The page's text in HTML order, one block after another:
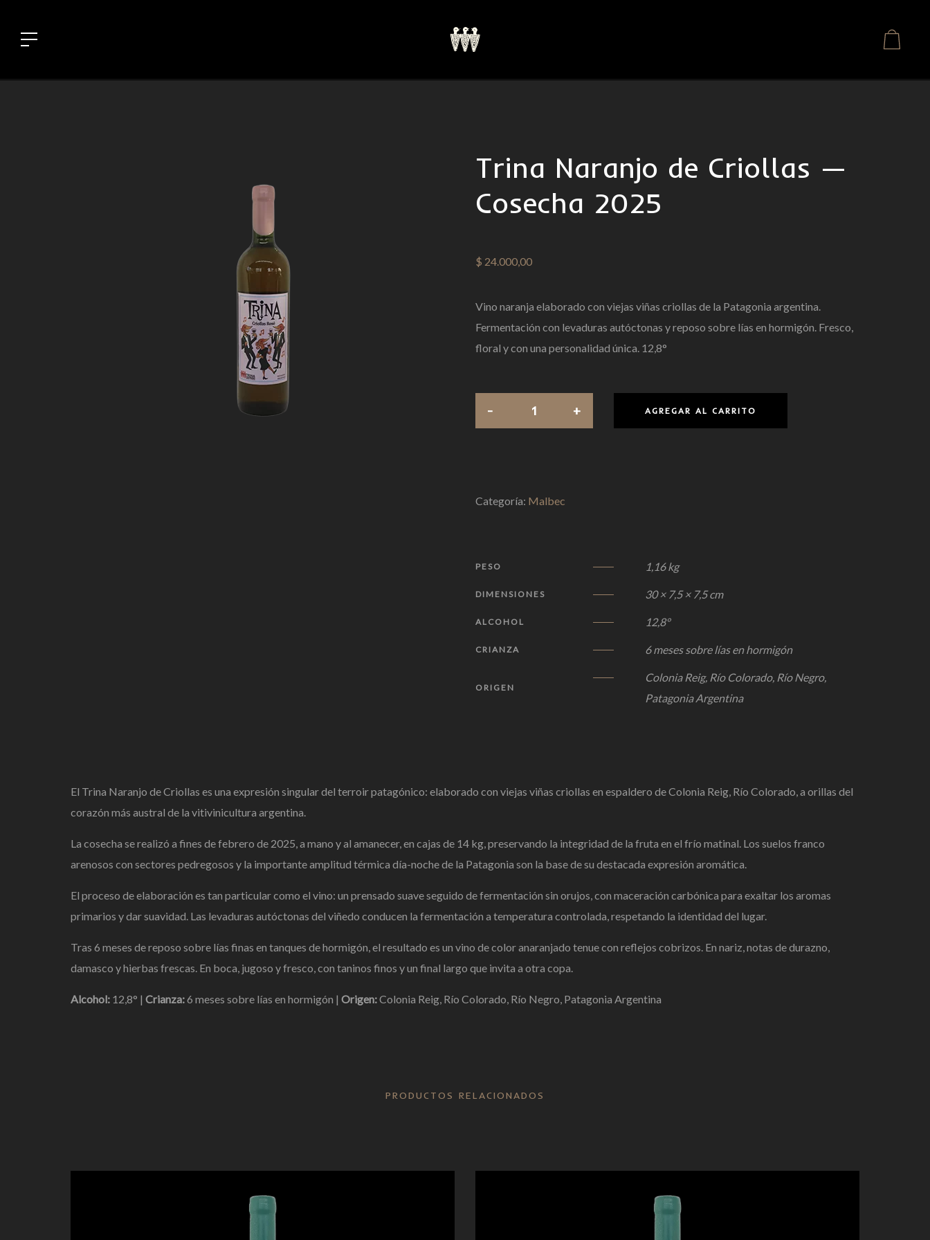
Trina Naranjo de Criollas —
Cosecha 2025
$ 24.000,00
Vino naranja elaborado con viejas viñas criollas de la Patagonia argentina.
Fermentación con levaduras autóctonas y reposo sobre lías en hormigón. Fresco,
floral y con una personalidad única. 12,8°
AGREGAR AL CARRITO
Categoría: Malbec
PESO 1,16 kg
DIMENSIONES 30 × 7,5 × 7,5 cm
ALCOHOL 12,8°
CRIANZA 6 meses sobre lías en hormigón
ORIGEN
Colonia Reig, Río Colorado, Río Negro,
Patagonia Argentina
El Trina Naranjo de Criollas es una expresión singular del terroirpatagónico: elaborado con viejas viñas criollas en espaldero deColonia Reig, Río Colorado,a orillas del
corazón más austral de la vitivinicultura argentina.
La cosecha se realizó a fines de febrero de 2025, a mano y al amanecer, en cajas de 14 kg,preservando la integridad de la fruta en el frío matinal. Los suelos franco
arenosos con sectores pedregosos y la importanteamplitud térmica día-noche de la Patagonia son la base de su destacada expresión aromática.
El proceso deelaboración es tan particularcomo el vino: un prensado suave seguido de fermentación sin orujos, con maceración carbónica para exaltar los aromas
primarios y dar suavidad. Las levaduras autóctonas del viñedo conducen la fermentación a temperatura controlada, respetando la identidad del lugar.
Tras 6 meses dereposo sobre lías finas en tanques dehormigón, el resultado es un vino de color anaranjado tenue con reflejos cobrizos. En nariz, notas dedurazno,
damasco y hierbas frescas. En boca, jugoso y fresco, con taninos finos y un final largo que invita a otra copa.
Alcohol: 12,8° | Crianza:6 meses sobre lías en hormigón | Origen:Colonia Reig, Río Colorado, Río Negro, Patagonia Argentina
PRODUCTOS RELACIONADOS